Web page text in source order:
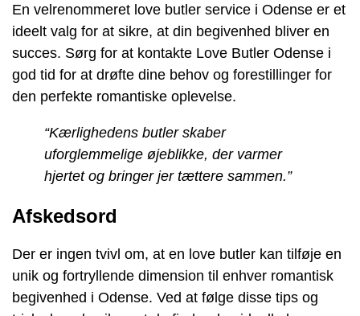
En velrenommeret love butler service i Odense er et
ideelt valg for at sikre, at din begivenhed bliver en
succes. Sørg for at kontakte Love Butler Odense i
god tid for at drøfte dine behov og forestillinger for
den perfekte romantiske oplevelse.
“Kærlighedens butler skaber
uforglemmelige øjeblikke, der varmer
hjertet og bringer jer tættere sammen.”
Afskedsord
Der er ingen tvivl om, at en love butler kan tilføje en
unik og fortryllende dimension til enhver romantisk
begivenhed i Odense. Ved at følge disse tips og